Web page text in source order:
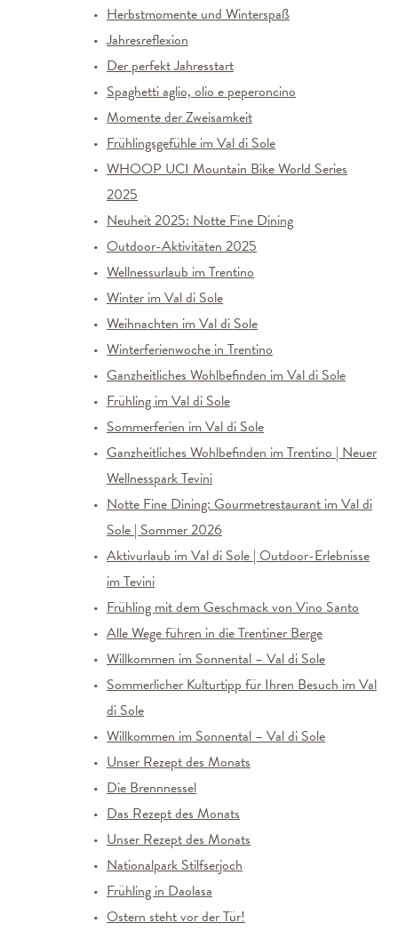
Herbstmomente und Winterspaß
Jahresreflexion
Der perfekt Jahresstart
Spaghetti aglio, olio e peperoncino
Momente der Zweisamkeit
Frühlingsgefühle im Val di Sole
WHOOP UCI Mountain Bike World Series
2025
Neuheit 2025: Notte Fine Dining
Outdoor-Aktivitäten 2025
Wellnessurlaub im Trentino
Winter im Val di Sole
Weihnachten im Val di Sole
Winterferienwoche in Trentino
Ganzheitliches Wohlbefinden im Val di Sole
Frühling im Val di Sole
Sommerferien im Val di Sole
Ganzheitliches Wohlbefinden im Trentino | Neuer
Wellnesspark Tevini
Notte Fine Dining: Gourmetrestaurant im Val di
Sole | Sommer 2026
Aktivurlaub im Val di Sole | Outdoor-Erlebnisse
im Tevini
Frühling mit dem Geschmack von Vino Santo
Alle Wege führen in die Trentiner Berge
Willkommen im Sonnental – Val di Sole
Sommerlicher Kulturtipp für Ihren Besuch im Val
di Sole
Willkommen im Sonnental – Val di Sole
Unser Rezept des Monats
Die Brennnessel
Das Rezept des Monats
Unser Rezept des Monats
Nationalpark Stilfserjoch
Frühling in Daolasa
Ostern steht vor der Tür!